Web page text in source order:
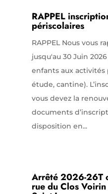
RAPPEL
périscolaires
RAPPEL Nous vous
jusqu'au 30 Juin
enfants aux activités
étude, cantine).
vous devez la
documents
disposition en...
Arrêté 2026-26T
rue du Clos